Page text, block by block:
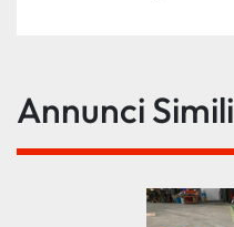
Annunci Simili